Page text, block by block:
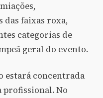
das faixas roxa,
categorias de
geral do evento.
estará concentrada
profissional. No